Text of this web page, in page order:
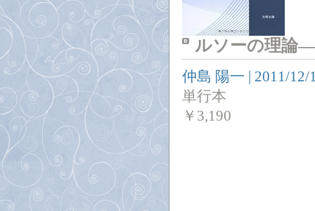
ルソーの理論
仲島 陽一 | 2011/12/
単行本
￥ 3,190